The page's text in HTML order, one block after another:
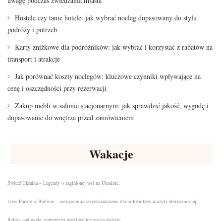
Hostele czy tanie hotele: jak wybrać nocleg dopasowany do stylu
podróży i potrzeb
Karty zniżkowe dla podróżników: jak wybrać i korzystać z rabatów na
transport i atrakcje
Jak porównać koszty noclegów: kluczowe czynniki wpływające na
cenę i oszczędności przy rezerwacji
Zakup mebli w salonie stacjonarnym: jak sprawdzić jakość, wygodę i
dopasowanie do wnętrza przed zamówieniem
Wakacje
Świteź Ukraina – Legendy o zaginionej wsi na Ukrainie.
Love Parade w Berlinie – niezapomniane doświadczenie dla miłośników muzyki elektronicznej
Relaks nad wodą: najbardziej urokliwe jeziora na świecie